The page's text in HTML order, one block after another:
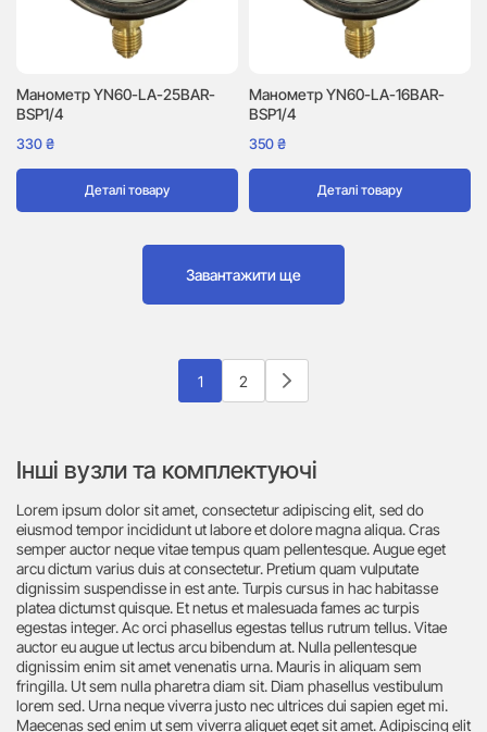
Манометр YN60-LA-25BAR-
BSP1/4
330₴
Деталі товару
Манометр YN60-LA-16BAR-
BSP1/4
350₴
Деталі товару
Завантажити ще
1 2
Інші вузли та комплектуючі
Lorem ipsum dolor sit amet, consectetur adipiscing elit, sed do
eiusmod tempor incididunt ut labore et dolore magna aliqua. Cras
semper auctor neque vitae tempus quam pellentesque. Augue eget
arcu dictum varius duis at consectetur. Pretium quam vulputate
dignissim suspendisse in est ante. Turpis cursus in hac habitasse
platea dictumst quisque. Et netus et malesuada fames ac turpis
egestas integer. Ac orci phasellus egestas tellus rutrum tellus. Vitae
auctor eu augue ut lectus arcu bibendum at. Nulla pellentesque
dignissim enim sit amet venenatis urna. Mauris in aliquam sem
fringilla. Ut sem nulla pharetra diam sit. Diam phasellus vestibulum
lorem sed. Urna neque viverra justo nec ultrices dui sapien eget mi.
Maecenas sed enim ut sem viverra aliquet eget sit amet. Adipiscing elit